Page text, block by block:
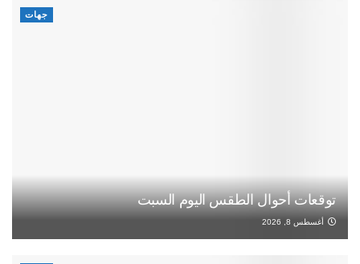
جهات
توقعات أحوال الطقس اليوم السبت
أغسطس 8, 2026